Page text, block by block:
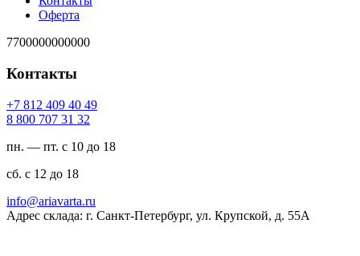
Оферта
7700000000000
Контакты
94 04 904 218 7+
23 13 707 008 8
пн. — пт. с 10 до 18
сб. с 12 до 18
ur.atravaira@ofni
Адрес склада: г. Санкт-Петербург, ул. Крупской, д. 55А